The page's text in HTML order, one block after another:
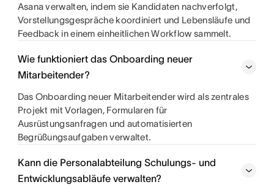
Asana verwalten, indem sie Kandidaten nachverfolgt,
Vorstellungsgespräche koordiniert und Lebensläufe und
Feedback in einem einheitlichen Workflow sammelt.
Wie funktioniert das Onboarding neuer
Mitarbeitender?
Das Onboarding neuer Mitarbeitender wird als zentrales
Projekt mit Vorlagen, Formularen für
Ausrüstungsanfragen und automatisierten
Begrüßungsaufgaben verwaltet.
Kann die Personalabteilung Schulungs- und
Entwicklungsabläufe verwalten?